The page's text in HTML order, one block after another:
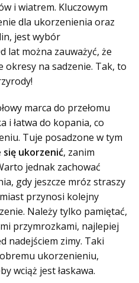
i wiatrem. Kluczowym
dla ukorzenienia oraz
jest wybór
lat można zauważyć, że
okresy na sadzenie. Tak, to
marca do przełomu
i łatwa do kopania, co
Tuje posadzone w tym
się ukorzenić, zanim
jednak zachować
gdy jeszcze mróz straszy
przynosi kolejny
Należy tylko pamiętać,
przymrozkami, najlepiej
nadejściem zimy. Taki
ukorzenieniu,
wciąż jest łaskawa.